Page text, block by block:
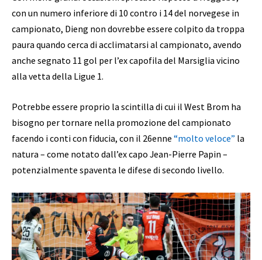
con un numero inferiore di 10 contro i 14 del norvegese in
campionato, Dieng non dovrebbe essere colpito da troppa
paura quando cerca di acclimatarsi al campionato, avendo
anche segnato 11 gol per l’ex capofila del Marsiglia vicino
alla vetta della Ligue 1.
Potrebbe essere proprio la scintilla di cui il West Brom ha
bisogno per tornare nella promozione del campionato
facendo i conti con fiducia, con il 26enne “molto veloce” la
natura – come notato dall’ex capo Jean-Pierre Papin –
potenzialmente spaventa le difese di secondo livello.